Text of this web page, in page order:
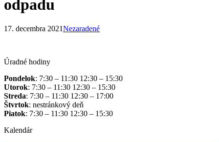
odpadu
17. decembra 2021Nezaradené
Úradné hodiny
Pondelok: 7:30 – 11:30 12:30 – 15:30
Utorok: 7:30 – 11:30 12:30 – 15:30
Streda: 7:30 – 11:30 12:30 – 17:00
Štvrtok: nestránkový deň
Piatok: 7:30 – 11:30 12:30 – 15:30
Kalendár